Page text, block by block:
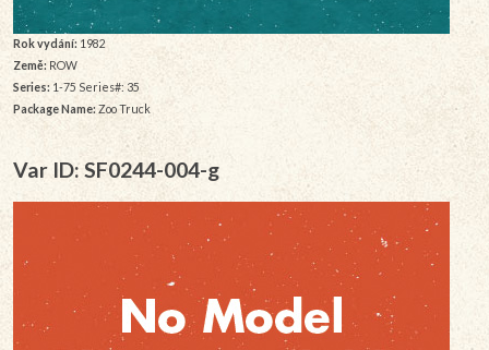
Rok vydání: 1982
Země: ROW
Series: 1-75 Series#: 35
Package Name:Zoo Truck
Var ID: SF0244-004-g